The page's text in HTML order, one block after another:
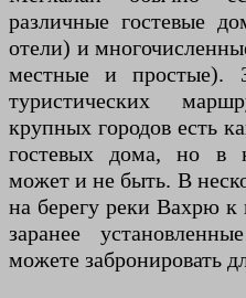
различные гостевые
отели) и
местные и простые).
туристических
крупных городов есть
гостевых дома, но в
может и не быть. В
на берегу реки Вахрю
заранее
можете забронировать